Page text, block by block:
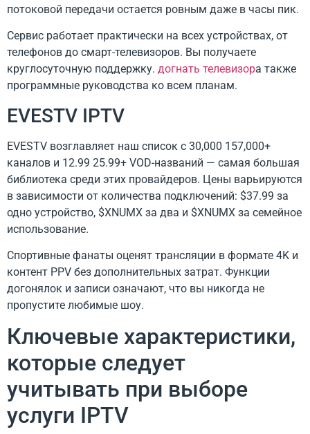
потоковой передачи остается ровным даже в часы пик.
Сервис работает практически на всех устройствах, от
телефонов до смарт-телевизоров. Вы получаете
круглосуточную поддержку. догнать телевизора также
программные руководства ко всем планам.
EVESTV IPTV
EVESTV возглавляет наш список с 30,000 157,000+
каналов и 12.99 25.99+ VOD-названий — самая большая
библиотека среди этих провайдеров. Цены варьируются
в зависимости от количества подключений: $37.99 за
одно устройство, $XNUMX за два и $XNUMX за семейное
использование.
Спортивные фанаты оценят трансляции в формате 4K и
контент PPV без дополнительных затрат. Функции
догонялок и записи означают, что вы никогда не
пропустите любимые шоу.
Ключевые характеристики,
которые следует
учитывать при выборе
услуги IPTV